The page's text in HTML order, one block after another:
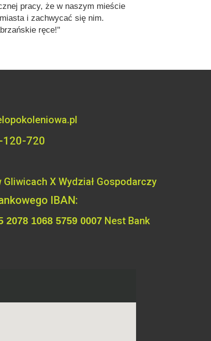
pracy, że w naszym mieście
i zachwycać się nim.
ręce!"
Gliwicach X Wydział Gospodarczy
IBAN:
2078 1068 5759 0007 Nest Bank
120-720